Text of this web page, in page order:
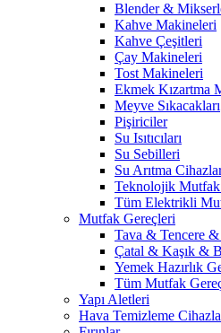
Blender &
Kahve Makineleri
Kahve Çeşitleri
Çay Makineleri
Tost Makineleri
Ekmek Kızartma
Meyve Sıkacakları
Pişiriciler
Su Isıtıcıları
Su Sebilleri
Su Arıtma
Teknolojik
Tüm Elektrikli
Mutfak Gereçleri
Tava & Tencere
Çatal & Kaşık &
Yemek Hazırlık
Tüm Mutfak
Yapı Aletleri
Hava Temizleme